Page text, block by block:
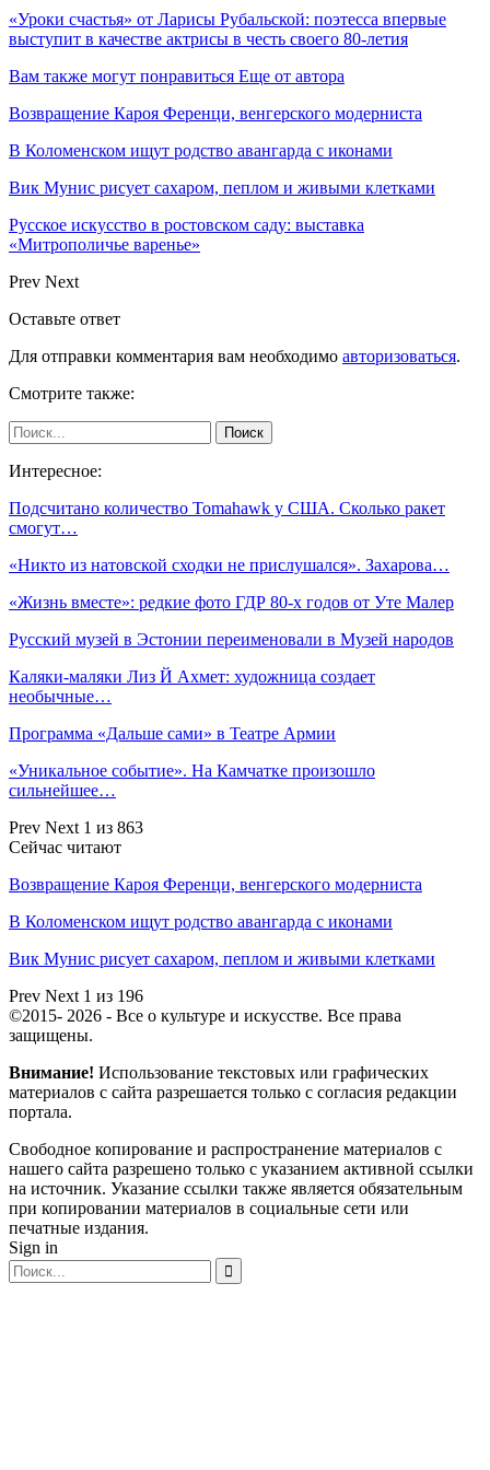
«Уроки счастья» от Ларисы Рубальской: поэтесса впервые
выступит в качестве актрисы в честь своего 80-летия
Вам также могут понравиться Еще от автора
Возвращение Кароя Ференци, венгерского модерниста
В Коломенском ищут родство авангарда с иконами
Вик Мунис рисует сахаром, пеплом и живыми клетками
Русское искусство в ростовском саду: выставка
«Митрополичье варенье»
Prev Next
Оставьте ответ
Для отправки комментария вам необходимо авторизоваться.
Смотрите также:
Интересное:
Подсчитано количество Tomahawk у США. Сколько ракет
смогут…
«Никто из натовской сходки не прислушался». Захарова…
«Жизнь вместе»: редкие фото ГДР 80-х годов от Уте Малер
Русский музей в Эстонии переименовали в Музей народов
Каляки-маляки Лиз Й Ахмет: художница создает
необычные…
Программа «Дальше сами» в Театре Армии
«Уникальное событие». На Камчатке произошло
сильнейшее…
Prev Next 1 из 863
Сейчас читают
Возвращение Кароя Ференци, венгерского модерниста
В Коломенском ищут родство авангарда с иконами
Вик Мунис рисует сахаром, пеплом и живыми клетками
Prev Next 1 из 196
©2015- 2026 - Все о культуре и искусстве. Все права
защищены.
Внимание! Использование текстовых или графических
материалов с сайта разрешается только c согласия редакции
портала.
Свободное копирование и распространение материалов с
нашего сайта разрешено только с указанием активной ссылки
на источник. Указание ссылки также является обязательным
при копировании материалов в социальные сети или
печатные издания.
Sign in